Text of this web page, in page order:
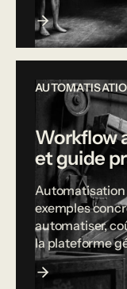
Workflow
et guide
Automatisation
exemples
automatiser,
la plateforme